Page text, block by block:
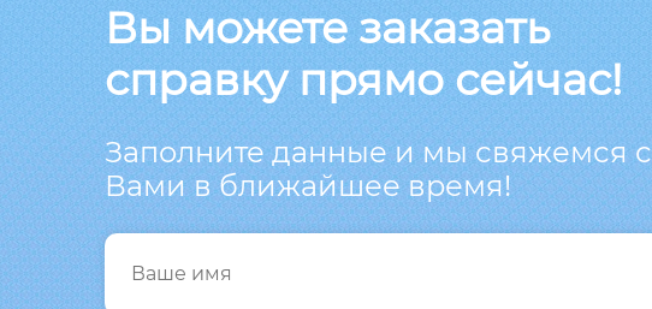
Вы можете заказать
справку прямо сейчас!
Заполните данные и мы свяжемся с
Вами в ближайшее время!